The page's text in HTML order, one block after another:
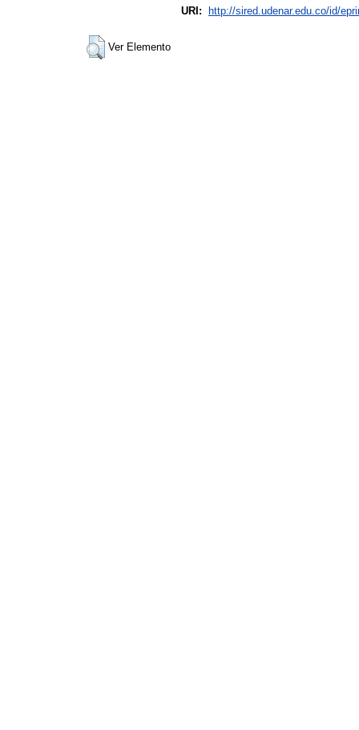
URI: http://sired.udenar.edu.co/id/
Ver Elemento